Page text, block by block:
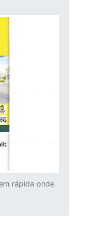
rápida onde